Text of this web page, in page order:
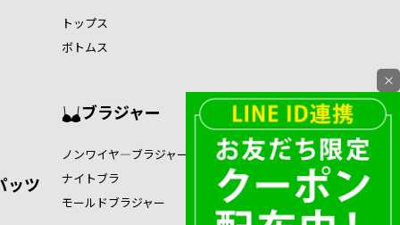
ッツ
トップス
ボトムス
ブラジャー
ノンワイヤ―ブラジャー
ナイトブラ
モールドブラジャー
×